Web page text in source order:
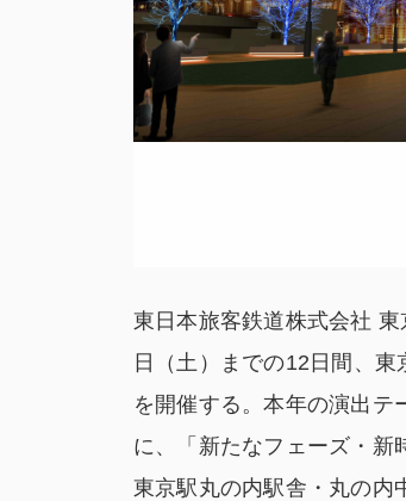
東日本旅客鉄道株式会社
日（土）までの12日間、
を開催する。本年の演出テ
に、「新たなフェーズ・新
東京駅丸の内駅舎・丸の内